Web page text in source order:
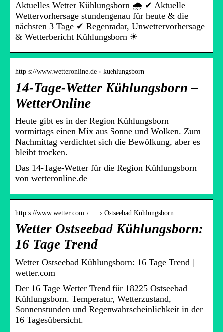
Aktuelles Wetter Kühlungsborn 🌧️ ✔ Aktuelle
Wettervorhersage stundengenau für heute & die
nächsten 3 Tage ✔ Regenradar, Unwettervorhersage
& Wetterbericht Kühlungsborn ☀
http s://www.wetteronline.de › kuehlungsborn
14-Tage-Wetter Kühlungsborn –
WetterOnline
Heute gibt es in der Region Kühlungsborn
vormittags einen Mix aus Sonne und Wolken. Zum
Nachmittag verdichtet sich die Bewölkung, aber es
bleibt trocken.
Das 14-Tage-Wetter für die Region Kühlungsborn
von wetteronline.de
http s://www.wetter.com › … › Ostseebad Kühlungsborn
Wetter Ostseebad Kühlungsborn:
16 Tage Trend
Wetter Ostseebad Kühlungsborn: 16 Tage Trend |
wetter.com
Der 16 Tage Wetter Trend für 18225 Ostseebad
Kühlungsborn. Temperatur, Wetterzustand,
Sonnenstunden und Regenwahrscheinlichkeit in der
16 Tagesübersicht.